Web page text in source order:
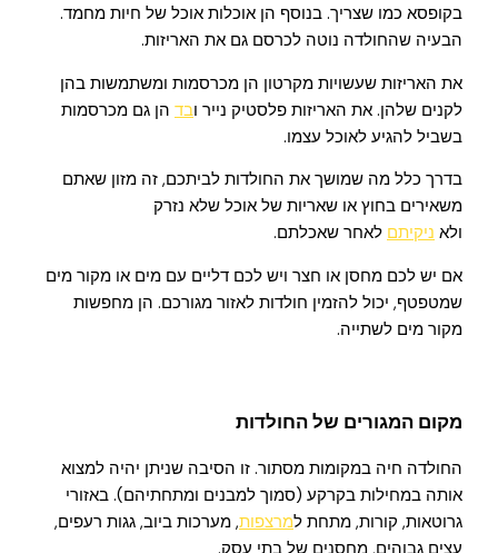
בקופסא כמו שצריך. בנוסף הן אוכלות אוכל של חיות מחמד.
הבעיה שהחולדה נוטה לכרסם גם את האריזות.
את האריזות שעשויות מקרטון הן מכרסמות ומשתמשות בהן
לקנים שלהן. את האריזות פלסטיק נייר ובד הן גם מכרסמות
בשביל להגיע לאוכל עצמו.
בדרך כלל מה שמושך את החולדות לביתכם, זה מזון שאתם
משאירים בחוץ או שאריות של אוכל שלא נזרק
ולא ניקיתם לאחר שאכלתם.
אם יש לכם מחסן או חצר ויש לכם דליים עם מים או מקור מים
שמטפטף, יכול להזמין חולדות לאזור מגורכם. הן מחפשות
מקור מים לשתייה.
מקום המגורים של החולדות
החולדה חיה במקומות מסתור. זו הסיבה שניתן יהיה למצוא
אותה במחילות בקרקע (סמוך למבנים ומתחתיהם). באזורי
גרוטאות, קורות, מתחת למרצפות, מערכות ביוב, גגות רעפים,
עצים גבוהים, מחסנים של בתי עסק.